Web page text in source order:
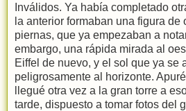
Inválidos. Ya había completado
la anterior formaban una figura de
piernas, que ya empezaban a
embargo, una rápida mirada al
Eiffel de nuevo, y el sol que ya se
peligrosamente al horizonte.
llegué otra vez a la gran torre a
tarde, dispuesto a tomar fotos del